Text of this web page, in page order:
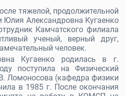
тяжелой, продолжительной
Юлия Александровна Кугаенко
Камчатского филиала
ученый, верный друг,
человек.
Кугаенко родилась в г.
поступила на Физический
Ломоносова (кафедра физики
в 1985 г. После окончания